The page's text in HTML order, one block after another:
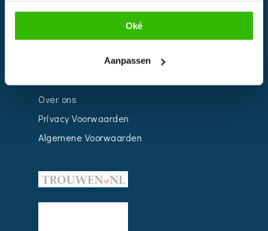
Oké
Aanpassen
Over ons
Privacy Voorwaarden
Algemene Voorwaarden